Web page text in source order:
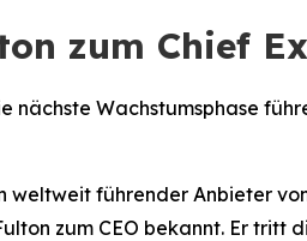
zum Chief
nächste Wachstumsphase
weltweit führender Anbieter
zum CEO bekannt. Er